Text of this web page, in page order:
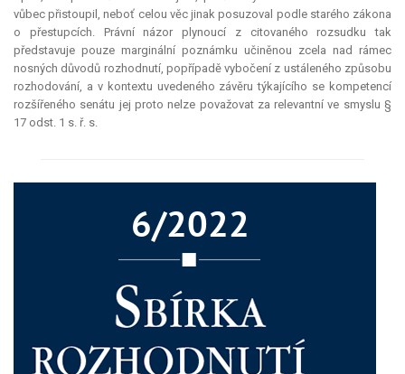
vůbec přistoupil, neboť celou věc jinak posuzoval podle starého zákona
o přestupcích. Právní názor plynoucí z citovaného rozsudku tak
představuje pouze marginální poznámku učiněnou zcela nad rámec
nosných důvodů rozhodnutí, popřípadě vybočení z ustáleného způsobu
rozhodování, a v kontextu uvedeného závěru týkajícího se kompetencí
rozšířeného senátu jej proto nelze považovat zarelevantní ve smyslu §
17 odst. 1 s. ř. s.